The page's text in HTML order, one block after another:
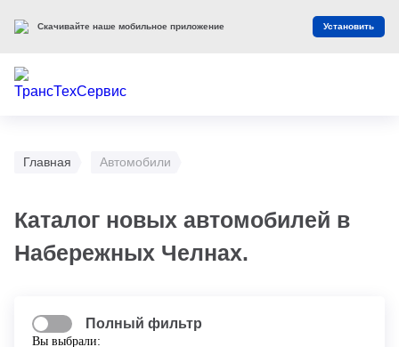
Главная Автомобили
Каталог новых автомобилей в
Набережных Челнах.
Вы выбрали:
Полный фильтр
Скачивайте наше мобильное приложение Установить